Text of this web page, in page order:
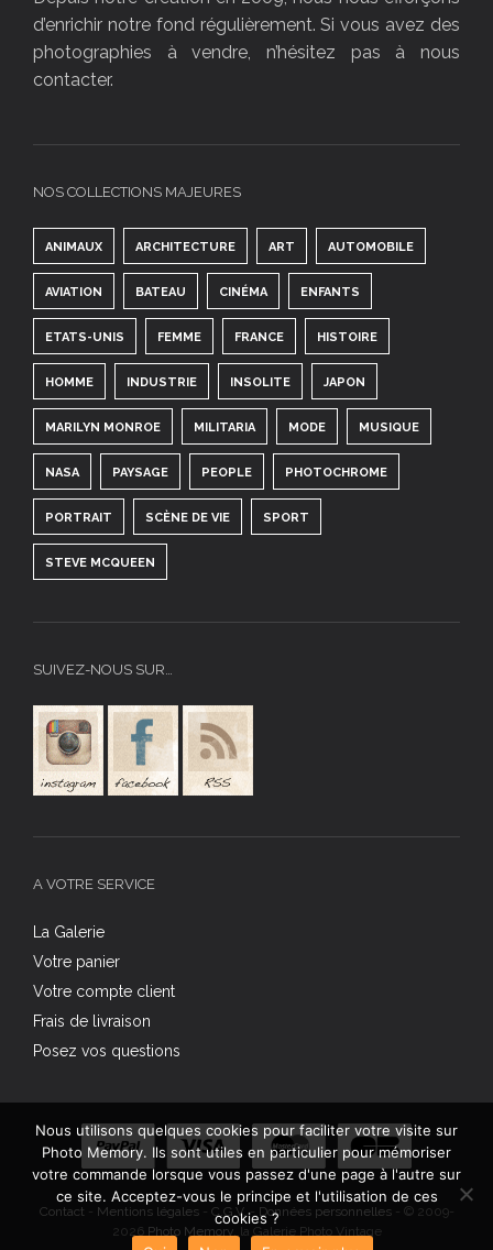
d’enrichir notre fond régulièrement. Si vous avez des
photographies à vendre, n’hésitez pas à nous
contacter.
NOS COLLECTIONS MAJEURES
ANIMAUX ARCHITECTURE ART AUTOMOBILE
AVIATION BATEAU CINÉMA ENFANTS
ETATS-UNIS FEMME FRANCE HISTOIRE
HOMME INDUSTRIE INSOLITE JAPON
MARILYN MONROE MILITARIA MODE MUSIQUE
NASA PAYSAGE PEOPLE PHOTOCHROME
PORTRAIT SCÈNE DE VIE SPORT
STEVE MCQUEEN
SUIVEZ-NOUS SUR…
A VOTRE SERVICE
La Galerie
Votre panier
Votre compte client
Frais de livraison
Posez vos questions
Contact- Mentions légales- C.G.V. - Données personnelles- © 2009-
2026 Photo Memory, la Galerie Photo Vintage
Nous utilisons quelques cookies pour faciliter votre visite sur
Photo Memory. Ils sont utiles en particulier pour mémoriser
votre commande lorsque vous passez d'une page à l'autre sur
ce site. Acceptez-vous le principe et l'utilisation de ces
cookies ?